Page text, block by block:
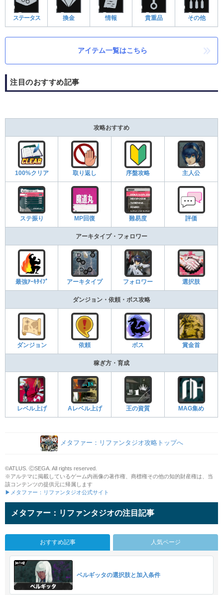
ステータス 換金 情報 貴重品 その他
アイテム一覧はこちら
注目のおすすめ記事
攻略おすすめ
100%クリア 取り返し 序盤攻略 主人公
ステ振り MP回復 難易度 評価
アーキタイプ・フォロワー
最強ｱｰｷﾀｲﾌﾟ アーキタイプ フォロワー 選択肢
ダンジョン・依頼・ボス攻略
ダンジョン 依頼 ボス 賞金首
稼ぎ方・育成
レベル上げ Aレベル上げ 王の資質 MAG集め
メタファー：リファンタジオ攻略トップへ
©ATLUS. ⒸSEGA. All rights reserved.
※アルテマに掲載しているゲーム内画像の著作権、商標権その他の知的財産権は、当
該コンテンツの提供元に帰属します
▶メタファー：リファンタジオ公式サイト
メタファー：リファンタジオの注目記事
おすすめ記事 人気ページ
ベルギッタの選択肢と加入条件